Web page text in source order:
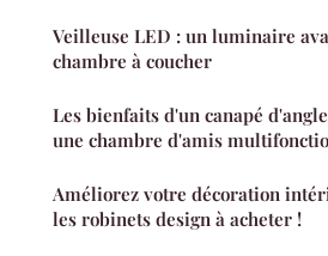
Veilleuse LED : un luminaire
chambre à coucher
Les bienfaits d'un canapé
une chambre d'amis
Améliorez votre décoration
les robinets design à acheter !